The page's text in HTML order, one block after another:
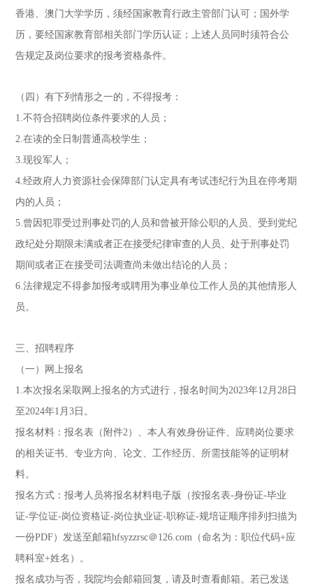
香港、澳门大学学历，须经国家教育行政主管部门认可；国外学
历，要经国家教育部相关部门学历认证；上述人员同时须符合公
告规定及岗位要求的报考资格条件。
（四）有下列情形之一的，不得报考：
1.不符合招聘岗位条件要求的人员；
2.在读的全日制普通高校学生；
3.现役军人；
4.经政府人力资源社会保障部门认定具有考试违纪行为且在停考期
内的人员；
5.曾因犯罪受过刑事处罚的人员和曾被开除公职的人员、受到党纪
政纪处分期限未满或者正在接受纪律审查的人员、处于刑事处罚
期间或者正在接受司法调查尚未做出结论的人员；
6.法律规定不得参加报考或聘用为事业单位工作人员的其他情形人
员。
三、招聘程序
（一）网上报名
1.本次报名采取网上报名的方式进行，报名时间为2023年12月28日
至2024年1月3日。
报名材料：报名表（附件2）、本人有效身份证件、应聘岗位要求
的相关证书、专业方向、论文、工作经历、所需技能等的证明材
料。
报名方式：报考人员将报名材料电子版（按报名表-身份证-毕业
证-学位证-岗位资格证-岗位执业证-职称证-规培证顺序排列扫描为
一份PDF）发送至邮箱hfsyzzrsc＠126.com（命名为：职位代码+应
聘科室+姓名）。
报名成功与否，我院均会邮箱回复，请及时查看邮箱。若已发送